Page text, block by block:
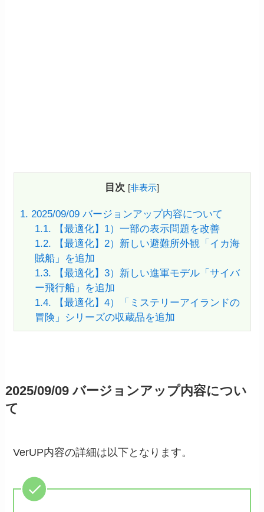
目次 [非表示]
1. 2025/09/09 バージョンアップ内容について
1.1. 【最適化】1）一部の表示問題を改善
1.2. 【最適化】2）新しい避難所外観「イカ海
賊船」を追加
1.3. 【最適化】3）新しい進軍モデル「サイバ
ー飛行船」を追加
1.4. 【最適化】4）「ミステリーアイランドの
冒険」シリーズの収蔵品を追加
2025/09/09 バージョンアップ内容につい
て
VerUP内容の詳細は以下となります。